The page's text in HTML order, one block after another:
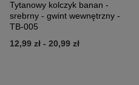
Tytanowy kolczyk banan -
srebrny - gwint wewnętrzny -
TB-005
12,99 zł - 20,99 zł